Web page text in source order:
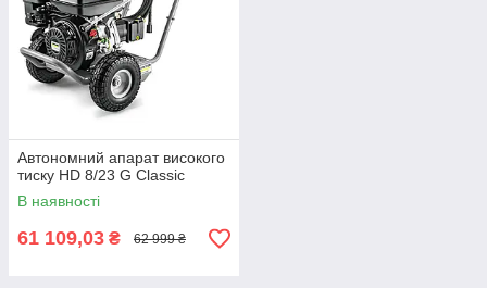
Автономний апарат високого
тиску HD 8/23 G Classic
В наявності
61 109,03 ₴ 62 999 ₴